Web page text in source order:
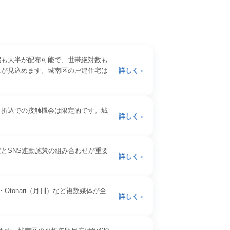
大半が配布可能で、世帯絶対数も
見込めます。城南区の戸建住宅は
詳しく ›
込での接触機会は限定的です。城
詳しく ›
SNS連動施策の組み合わせが重要
詳しく ›
Otonari（月刊）など複数媒体が全
詳しく ›